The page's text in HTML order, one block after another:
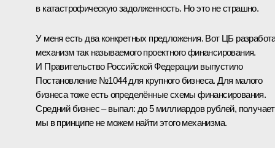
в катастрофическую задолженность. Но это не страшно.
У меня есть два конкретных предложения. Вот ЦБ
механизм так называемого проектного финансирования.
И Правительство Российской Федерации выпустило
Постановление №1044 для крупного бизнеса. Для малого
бизнеса тоже есть определённые схемы финансирования.
Средний бизнес – выпал: до 5 миллиардов рублей,
мы в принципе не можем найти этого механизма.